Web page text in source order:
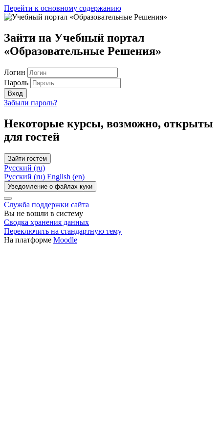
Перейти к основному содержанию
Зайти на Учебный портал
«Образовательные Решения»
Логин
Пароль
Вход
Забыли пароль?
Некоторые курсы, возможно, открыты
для гостей
Зайти гостем
Русский ‎(ru)‎
Русский ‎(ru)‎ English ‎(en)‎
Уведомление о файлах куки
Служба поддержки сайта
Вы не вошли в систему
Сводка хранения данных
Переключить на стандартную тему
На платформе Moodle